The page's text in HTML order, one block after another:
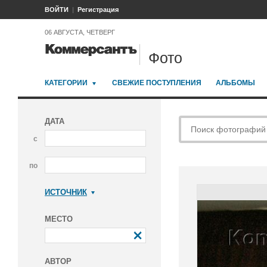
ВОЙТИ Регистрация
06 АВГУСТА, ЧЕТВЕРГ
Фото
КАТЕГОРИИ СВЕЖИЕ ПОСТУПЛЕНИЯ АЛЬБОМЫ
ДАТА
с
по
ИСТОЧНИК
МЕСТО
АВТОР